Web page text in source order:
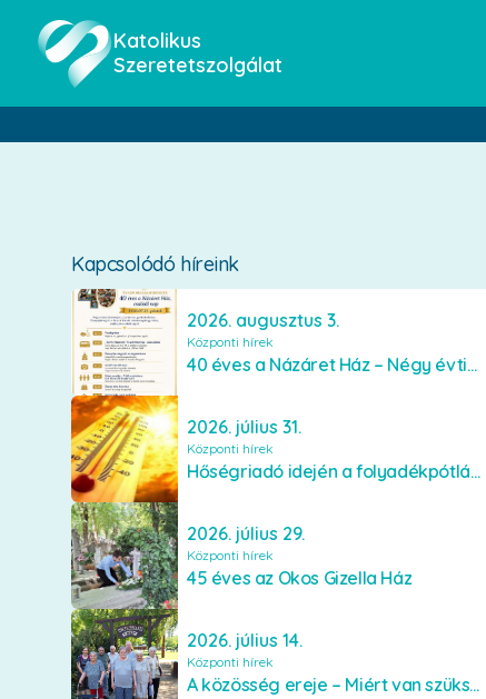
Katolikus
Szeretetszolgálat
Kapcsolódó híreink
2026. augusztus 3.
Központi hírek
40 éves a Názáret Ház – Négy évtized szeretetben és gondoskodásban
2026. július 31.
Központi hírek
Hőségriadó idején a folyadékpótlás életet menthet
2026. július 29.
Központi hírek
45 éves az Okos Gizella Ház
2026. július 14.
Központi hírek
A közösség ereje – Miért van szükségünk egymásra?